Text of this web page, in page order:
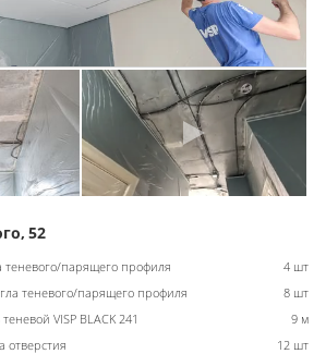
52
теневого/парящего профиля
4 шт
теневого/парящего профиля
8 шт
VISP BLACK 241
9 м
отверстия
12 шт